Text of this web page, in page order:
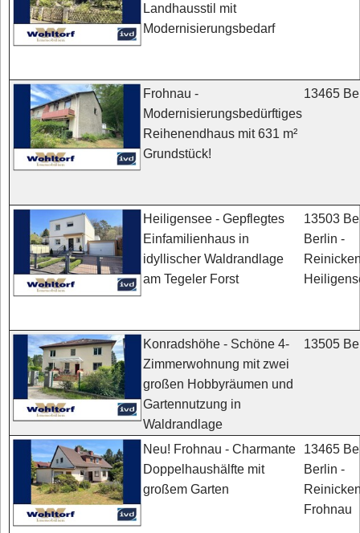
Landhausstil mit
Modernisierungsbedarf
Frohnau -
Modernisierungsbedürftiges
Reihenendhaus mit 631 m²
Grundstück!
13465
Heiligensee - Gepflegtes
Einfamilienhaus in
idyllischer Waldrandlage
am Tegeler Forst
13503
Berlin -
Konradshöhe - Schöne 4-
Zimmerwohnung mit zwei
großen Hobbyräumen und
Gartennutzung in
Waldrandlage
13505
Neu! Frohnau - Charmante
Doppelhaushälfte mit
großem Garten
13465
Berlin -
Frohnau